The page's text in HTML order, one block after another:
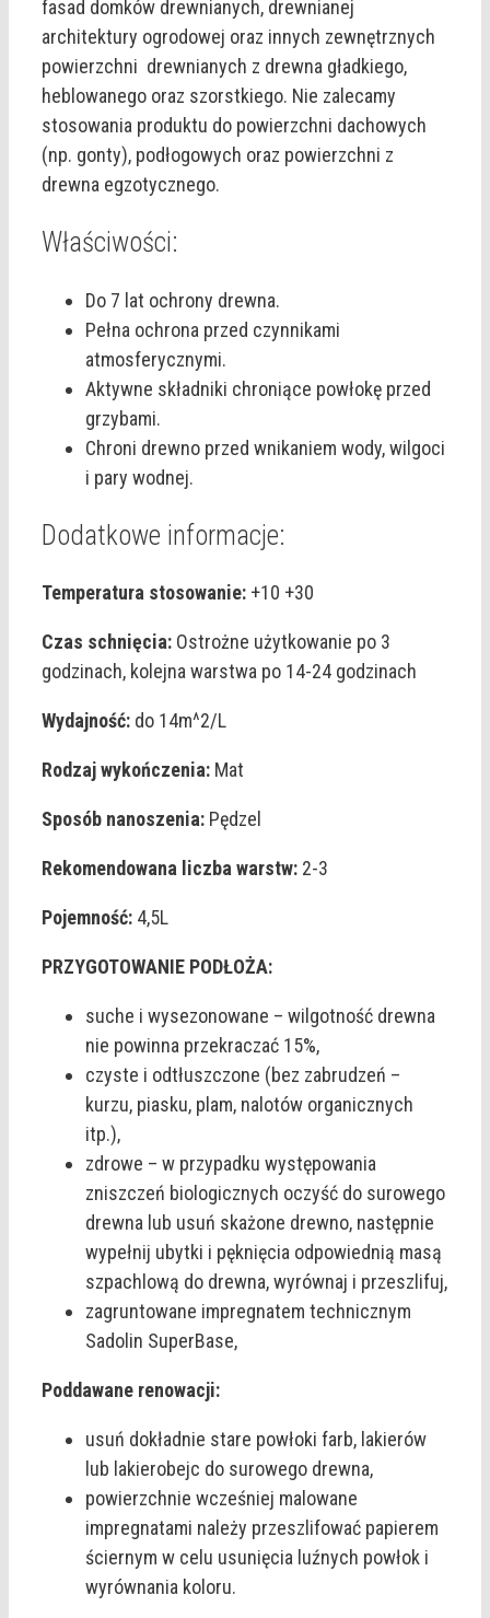
fasad domków drewnianych, drewnianej
architektury ogrodowej oraz innych zewnętrznych
powierzchni drewnianych z drewna gładkiego,
heblowanego oraz szorstkiego. Nie zalecamy
stosowania produktu do powierzchni dachowych
(np. gonty), podłogowych oraz powierzchni z
drewna egzotycznego.
Właściwości:
Do 7 lat ochrony drewna.
Pełna ochrona przed czynnikami
atmosferycznymi.
Aktywne składniki chroniące powłokę przed
grzybami.
Chroni drewno przed wnikaniem wody, wilgoci
i pary wodnej.
Dodatkowe informacje:
Temperatura stosowanie: +10 +30
Czas schnięcia: Ostrożne użytkowanie po 3
godzinach, kolejna warstwa po 14-24 godzinach
Wydajność: do 14m^2/L
Rodzaj wykończenia: Mat
Sposób nanoszenia: Pędzel
Rekomendowana liczba warstw: 2-3
Pojemność: 4,5L
PRZYGOTOWANIE PODŁOŻA:
suche i wysezonowane – wilgotność drewna
nie powinna przekraczać 15%,
czyste i odtłuszczone (bez zabrudzeń –
kurzu, piasku, plam, nalotów organicznych
itp.),
zdrowe – w przypadku występowania
zniszczeń biologicznych oczyść do surowego
drewna lub usuń skażone drewno, następnie
wypełnij ubytki i pęknięcia odpowiednią masą
szpachlową do drewna, wyrównaj i przeszlifuj,
zagruntowane impregnatem technicznym
Sadolin SuperBase,
Poddawane renowacji:
usuń dokładnie stare powłoki farb, lakierów
lub lakierobejc do surowego drewna,
powierzchnie wcześniej malowane
impregnatami należy przeszlifować papierem
ściernym w celu usunięcia luźnych powłok i
wyrównania koloru.